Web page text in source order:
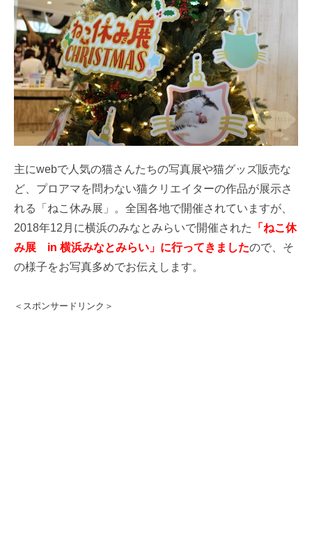
主にwebで人気の猫さんたちの写真展や猫グッズ販売な
ど、プロアマを問わない猫クリエイターの作品が展示さ
れる「ねこ休み展」。全国各地で開催されていますが、
2018年12月に横浜のみなとみらいで開催された
「ねこ休
み展 in 横浜みなとみらい」に行ってきましたので、そ
の様子をお写真多めでお伝えします。
＜スポンサードリンク＞